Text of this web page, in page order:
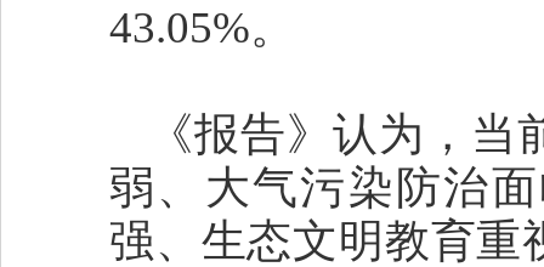
43.05%。
《报告》认为，
弱、大气污染防治
强、生态文明教育重